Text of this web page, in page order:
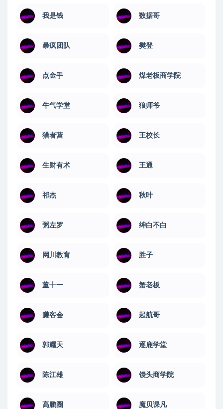
我是钱 数据哥
暴疯团队 樊登
点金手 煤老板商学院
牛气学堂 狼师爷
猎者营 王校长
生财有术 王通
祁杰 秋叶
粥左罗 绅白不白
网川教育 ​胜子
董十一 蟹老板
赚客会 起航哥
郭耀天 逐鹿学堂
陈江雄 馒头商学院
高鹏圈 魔贝课凡